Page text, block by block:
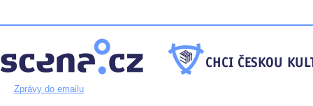
Zprávy do emailu